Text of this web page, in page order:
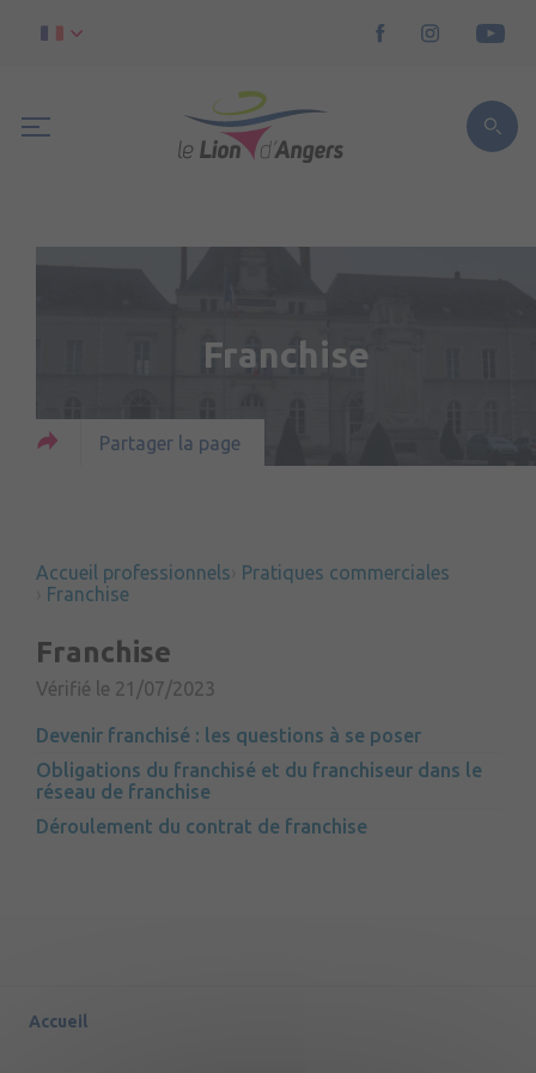
Franchise
Partager la page
Accueil professionnels
Pratiques commerciales
Franchise
Franchise
Vérifié le 21/07/2023
Devenir franchisé : les questions à se poser
Obligations du franchisé et du franchiseur dans le
réseau de franchise
Déroulement du contrat de franchise
Accueil